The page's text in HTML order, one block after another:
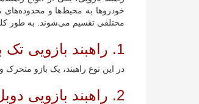
خودروها به محیط‌ها و محدوده‌های
مختلفی تقسیم می‌شوند. به طور
1. راهبند بازویی تک بازو (Single Arm Barrier):
در این نوع راهبند، یک بازو
2. راهبند بازویی دوبل (Double Arm Barrier):